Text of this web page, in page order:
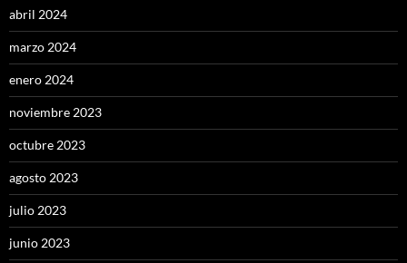
abril 2024
marzo 2024
enero 2024
noviembre 2023
octubre 2023
agosto 2023
julio 2023
junio 2023